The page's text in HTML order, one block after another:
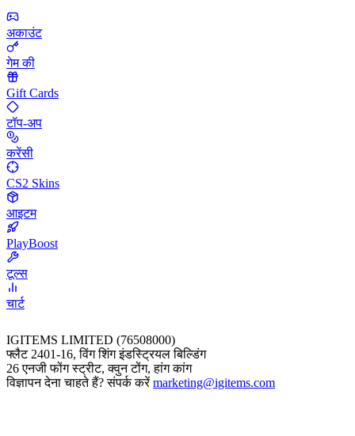
अकाउंट
गेम की
Gift Cards
टॉप-अप
करेंसी
CS2 Skins
आइटम
PlayBoost
टूल्स
चार्ट
IGITEMS LIMITED (76508000)
फ्लैट 2401-16, विंग शिंग इंडस्ट्रियल बिल्डिंग
26 एनजी फोंग स्ट्रीट, क्वुन टोंग, हांग कांग
विज्ञापन देना चाहते हैं? संपर्क करेंmarketing@igitems.com